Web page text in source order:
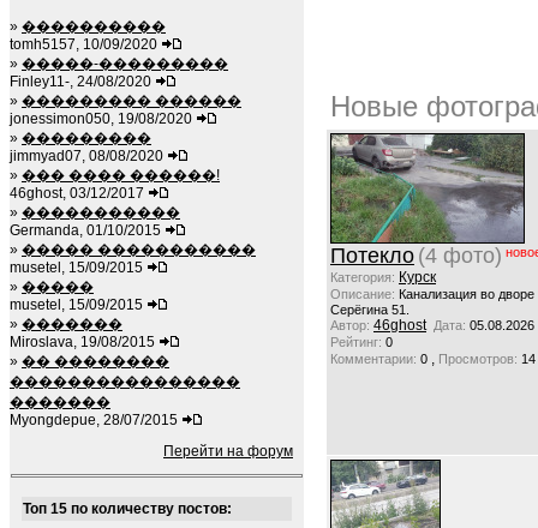
» ����������
tomh5157, 10/09/2020
» �����-���������
Finley11-, 24/08/2020
» ��������� ������
jonessimon050, 19/08/2020
» ���������
jimmyad07, 08/08/2020
» ��� ���� ������!
46ghost, 03/12/2017
» �����������
Germanda, 01/10/2015
» ����� �����������
musetel, 15/09/2015
» �����
musetel, 15/09/2015
» �������
Miroslava, 19/08/2015
» �� ��������
����������������
�������
Myongdepue, 28/07/2015
Перейти на форум
Топ 15 по количеству постов:
Новые
Потекло (4 фото)
Категория: Курск
Описание: Канализация во
Серёгина 51.
Автор: 46ghost Дата: 05.08.2026
Рейтинг: 0
Комментарии: 0 , Просмотров: 14